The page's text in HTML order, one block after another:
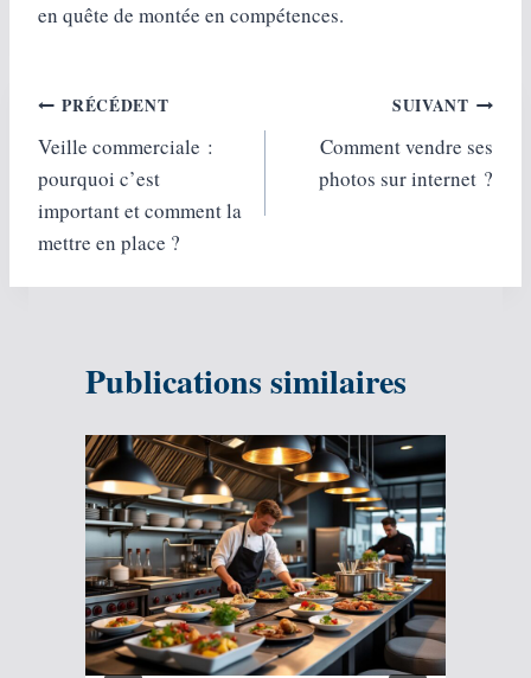
en quête de montée en compétences.
Navigation
de
l’article
PRÉCÉDENT
Veille commerciale :
pourquoi c’est
important et comment la
mettre en place ?
SUIVANT
Comment vendre ses
photos sur internet ?
Publications similaires